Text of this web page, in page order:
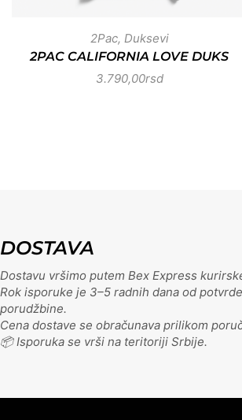
2Pac, Duksevi
2PAC CALIFORNIA LOVE DUKS
3.790,00rsd
DOSTAVA
Dostavu vršimo putem Bex Express
Rok isporuke je 3–5 radnih dana od potvrde
porudžbine.
Cena dostave se obračunava prilikom
📦 Isporuka se vrši na teritoriji Srbije.